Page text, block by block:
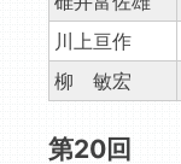
川上亘作
柳 敏宏
第20回